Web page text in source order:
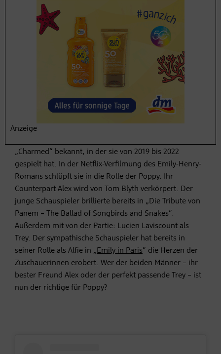
Wer spielt bei „People
we meet on vacation“
mit?
Die Hauptdarstellerin von „People we meet on vacation“
„Charmed“ bekannt, in der sie von 2019 bis 2022
gespielt hat. In der Netflix-Verfilmung des Emily-Henry-
Romans schlüpft sie in die Rolle der Poppy. Ihr
Counterpart Alex wird von Tom Blyth verkörpert. Der
junge Schauspieler brillierte bereits in „Die Tribute von
Panem – The Ballad of Songbirds and Snakes“.
Außerdem mit von der Partie: Lucien Laviscount als
Trey. Der sympathische Schauspieler hat bereits in
seiner Rolle als Alfie in „Emily in Paris“ die Herzen der
Zuschauerinnen erobert. Wer der beiden Männer – ihr
bester Freund Alex oder der perfekt passende Trey – ist
nun der richtige für Poppy?
Anzeige